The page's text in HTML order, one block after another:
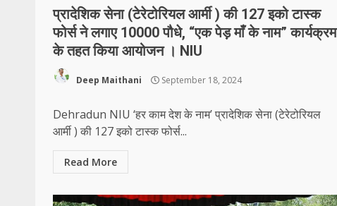
प्रादेशिक सेना (टेरेटोरियल आर्मी ) की 127 इको टास्क
फोर्स ने लगाए 10000 पौधे, “एक पेड़ माँ के नाम” कार्यक्रम
के तहत किया आयोजन । NIU
Deep Maithani September 18, 2024
Dehradun NIU ‘हर काम देश के नाम’ प्रादेशिक सेना (टेरेटोरियल
आर्मी ) की 127 इको टास्क फोर्स...
Read More